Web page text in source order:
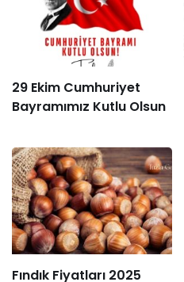
29 Ekim Cumhuriyet
Bayramımız Kutlu Olsun
Fındık Fiyatları 2025